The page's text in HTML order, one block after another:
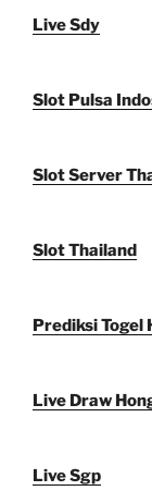
Live Sdy
Slot Pulsa
Slot Server
Slot Thailand
Prediksi Togel
Live Draw
Live Sgp